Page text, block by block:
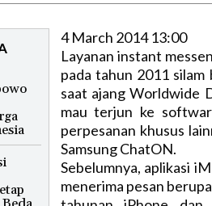
4 March 2014 13:00
Layanan instant
pada tahun 2011
saat ajang Worldwide
mau terjun ke
perpesanan khusus
Samsung ChatON.
Sebelumnya, aplikasi
menerima pesan